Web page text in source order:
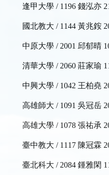
逢甲大學 / 1196 錢泓亦
國北教大 / 1144 黃兆銨
中原大學 / 2001 邱郁晴
清華大學 / 2060 莊家瑜
中興大學 / 1042 王柏堯
高雄師大 / 1091 吳冠岳
高雄大學 / 1078 張祐承
臺中教大 / 1117 陳冠霖
臺北科大 / 2084 鍾雅閑